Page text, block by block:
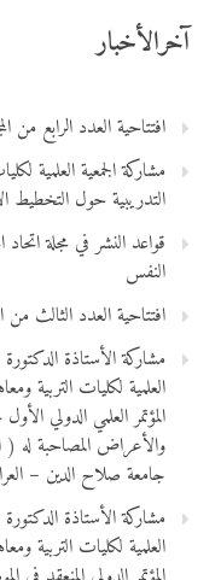
آخرالأخبار
افتتاحية العدد الرابع من
مشاركة الجمعية العلمية
التدريبية حول التخطيط
قواعد النشر في مجلة اتحاد
النفس
افتتاحية العدد الثالث من المجلة –
مشاركة الأستاذة
العلمية لكليات التربية
المؤتمر العلمي الدولي
والأعراض المصاحبة له (
جامعة صلاح الدين –
مشاركة الأستاذة
العلمية لكليات التربية